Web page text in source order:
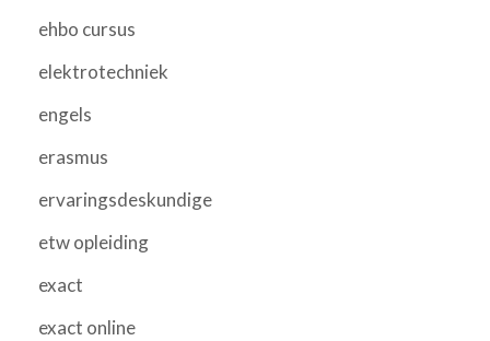
ehbo cursus
elektrotechniek
engels
erasmus
ervaringsdeskundige
etw opleiding
exact
exact online